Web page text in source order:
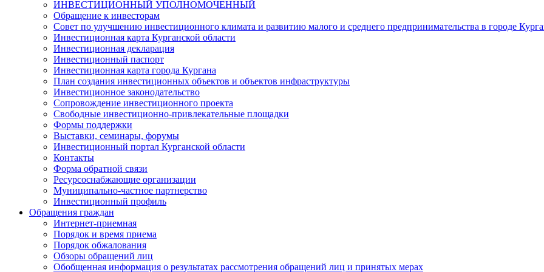
ИНВЕСТИЦИОННЫЙ УПОЛНОМОЧЕННЫЙ
Обращение к инвесторам
Совет по улучшению инвестиционного климата и развитию малого и среднего предпринимательства в городе
Инвестиционная карта Курганской области
Инвестиционная декларация
Инвестиционный паспорт
Инвестиционная карта города Кургана
План создания инвестиционных объектов и объектов инфраструктуры
Инвестиционное законодательство
Сопровождение инвестиционного проекта
Свободные инвестиционно-привлекательные площадки
Формы поддержки
Выставки, семинары, форумы
Инвестиционный портал Курганской области
Контакты
Форма обратной связи
Ресурсоснабжающие организации
Муниципально-частное партнерство
Инвестиционный профиль
Обращения граждан
Интернет-приемная
Порядок и время приема
Порядок обжалования
Обзоры обращений лиц
Обобщенная информация о результатах рассмотрения обращений лиц и принятых мерах